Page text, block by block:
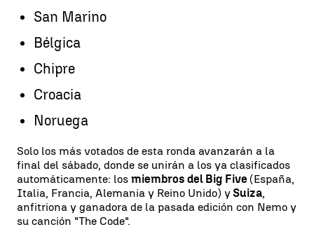
San Marino
Bélgica
Chipre
Croacia
Noruega
Solo los más votados de esta ronda avanzarán a la
final del sábado, donde se unirán a los ya clasificados
automáticamente: los miembros del Big Five (España,
Italia, Francia, Alemania y Reino Unido) ySuiza,
anfitriona y ganadora de la pasada edición con Nemo y
su canción "The Code".